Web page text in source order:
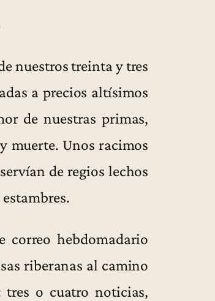
nuestros treinta y tres
a precios altísimos
de nuestras primas,
muerte. Unos racimos
de regios lechos
correo hebdomadario
riberanas al camino
o cuatro noticias,